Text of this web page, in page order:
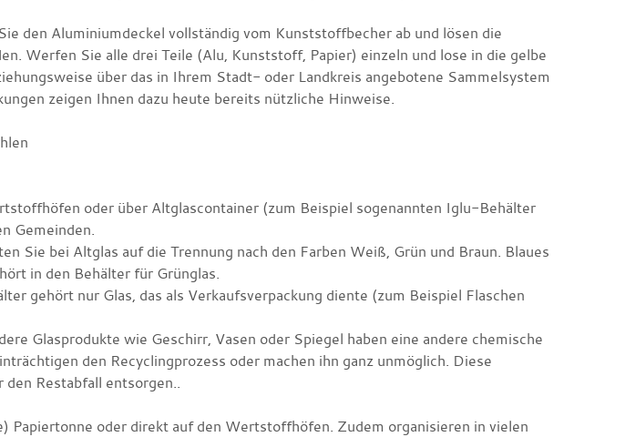
den Aluminiumdeckel vollständig vom Kunststoffbecher ab und lösen die
Werfen Sie alle drei Teile (Alu, Kunststoff, Papier) einzeln und lose in die gelbe
über das in Ihrem Stadt- oder Landkreis angebotene Sammelsystem
zeigen Ihnen dazu heute bereits nützliche Hinweise.
oder über Altglascontainer (zum Beispiel sogenannten Iglu-Behälter
Gemeinden.
Sie bei Altglas auf die Trennung nach den Farben Weiß, Grün und Braun. Blaues
in den Behälter für Grünglas.
gehört nur Glas, das als Verkaufsverpackung diente (zum Beispiel Flaschen
Glasprodukte wie Geschirr, Vasen oder Spiegel haben eine andere chemische
den Recyclingprozess oder machen ihn ganz unmöglich. Diese
Restabfall entsorgen..
Papiertonne oder direkt auf den Wertstoffhöfen. Zudem organisieren in vielen